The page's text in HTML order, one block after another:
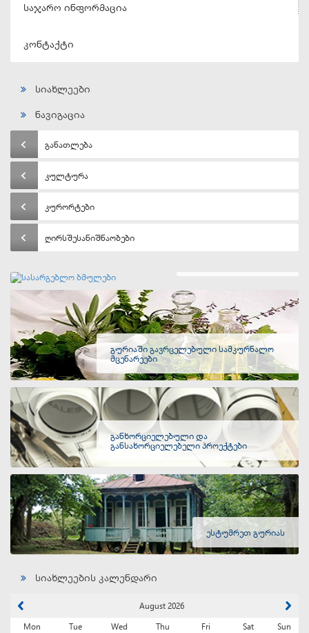
საჯარო ინფორმაცია
კონტაქტი
სიახლეები
ნავიგაცია
განათლება
კულტურა
კურორტები
ღირსშესანიშნაობები
გურიაში გავრცელებული სამკურნალო
მცენარეები
განხორციელებული და
განსახორციელებელი პროექტები
ესტუმრეთ გურიას
სიახლეების კალენდარი
August 2026
Mon
Tue Wed Thu Fri Sat
Sun